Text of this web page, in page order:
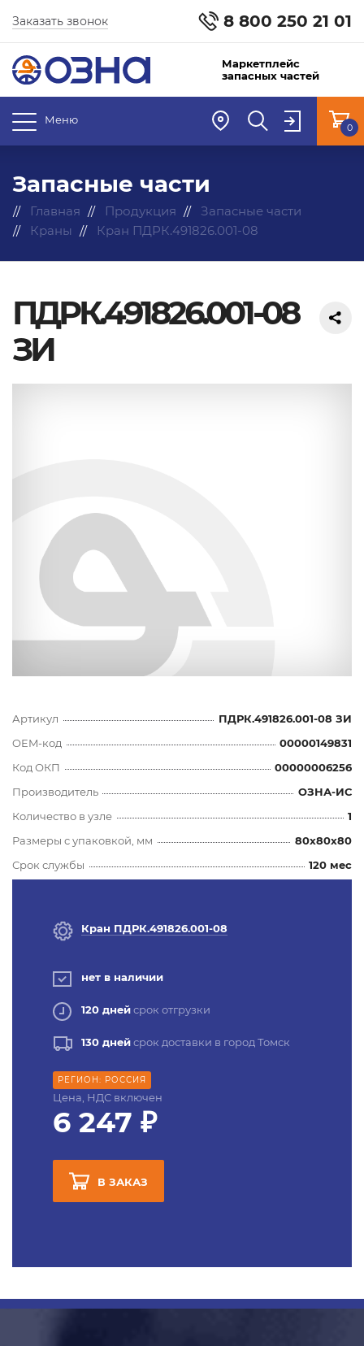
8 800 250 21 01
Заказать звонок
Маркетплейс
запасных частей
Меню
0
Запасные части
Главная Продукция
Запасные части
Краны
Кран ПДРК.491826.001-08
ПДРК.491826.001-08
ЗИ
Артикул
ПДРК.491826.001-08 ЗИ
OEM-код
00000149831
Код ОКП
00000006256
Производитель
ОЗНА-ИС
Количество в узле
1
Размеры с упаковкой, мм
80x80x80
Срок службы
120 мес
Кран ПДРК.491826.001-08
нет в наличии
120 днейсрок отгрузки
130 днейсрок доставки в город Томск
РЕГИОН: РОССИЯ
Цена, НДС включен
6 247 ₽
В ЗАКАЗ